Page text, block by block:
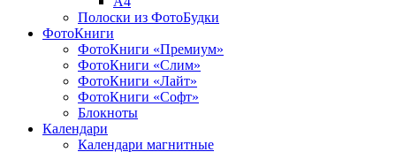
Полоски из ФотоБудки
ФотоКниги
ФотоКниги «Премиум»
ФотоКниги «Слим»
ФотоКниги «Лайт»
ФотоКниги «Софт»
Блокноты
Календари
Календари магнитные